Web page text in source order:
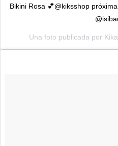
Bikini Rosa 💕@kiksshop
Una foto publicada por